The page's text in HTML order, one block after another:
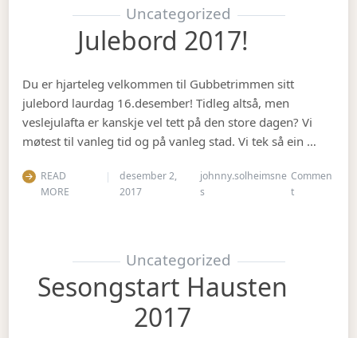
Uncategorized
Julebord 2017!
Du er hjarteleg velkommen til Gubbetrimmen sitt
julebord laurdag 16.desember! Tidleg altså, men
veslejulafta er kanskje vel tett på den store dagen? Vi
møtest til vanleg tid og på vanleg stad. Vi tek så ein …
READ
MORE
desember 2,
2017
johnny.solheimsne
s
Commen
ton Julebord
Uncategorized
Sesongstart Hausten
2017